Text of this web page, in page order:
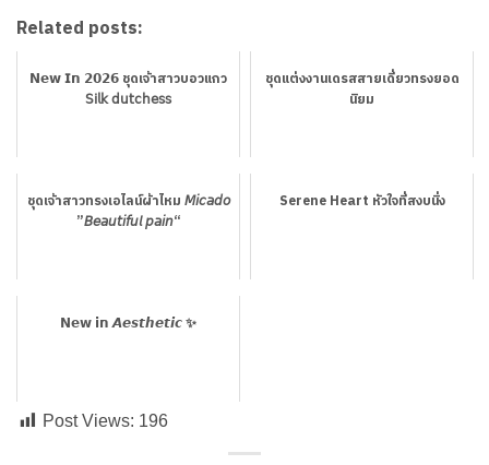
Related posts:
𝗡𝗲𝘄 𝗜𝗻 𝟮𝟬𝟮𝟲 ชุดเจ้าสาวบอวแกว
𝖲𝗂𝗅𝗄 𝖽𝗎𝗍𝖼𝗁𝖾𝗌𝗌
ชุดแต่งงานเดรสสายเดี่ยวทรงยอด
นิยม
ชุดเจ้าสาวทรงเอไลน์ผ้าไหม 𝘔𝘪𝘤𝘢𝘥𝘰
”𝘉𝘦𝘢𝘶𝘵𝘪𝘧𝘶𝘭 𝘱𝘢𝘪𝘯“
Serene Heart หัวใจที่สงบนิ่ง
𝗡𝗲𝘄 𝗶𝗻 𝘼𝙚𝙨𝙩𝙝𝙚𝙩𝙞𝙘 ✨
Post Views: 196